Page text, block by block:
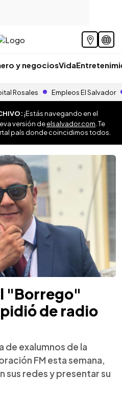
y negociosVida
Rosales Empleos El Salvador
¡Estás navegando en el
versión deelsalvador.com . Te
país donde coincidimos todos.
"Borrego"
de radio
de exalumnos de la
FM esta semana,
sus redes y presentar su